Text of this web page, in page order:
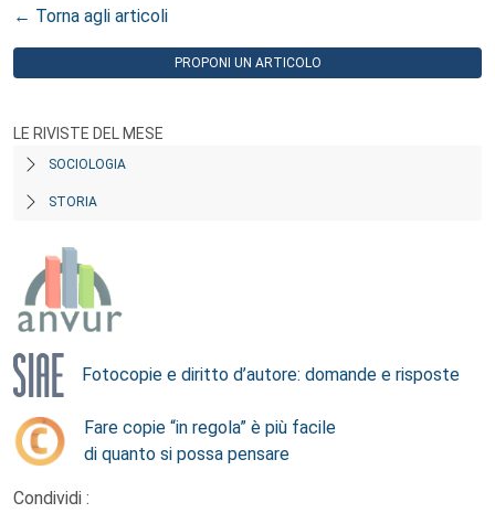
← Torna agli articoli
PROPONI UN ARTICOLO
LE RIVISTE DEL MESE
SOCIOLOGIA
STORIA
Fotocopie e diritto d’autore: domande e risposte
Fare copie “in regola” è più facile
di quanto si possa pensare
Condividi :